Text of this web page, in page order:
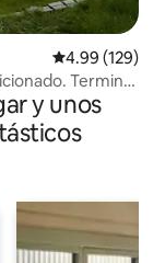
Calificación
4.99 (129)
Terminal
y unos